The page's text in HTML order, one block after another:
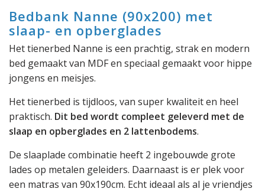
Bedbank Nanne (90x200) met
slaap- en opberglades
Het tienerbed Nanne is een prachtig, strak en modern
bed gemaakt van MDF en speciaal gemaakt voor hippe
jongens en meisjes.
Het tienerbed is tijdloos, van super kwaliteit en heel
praktisch. Dit bed wordt compleet geleverd met de
slaap en opberglades en 2 lattenbodems.
De slaaplade combinatie heeft 2 ingebouwde grote
lades op metalen geleiders. Daarnaast is er plek voor
een matras van 90x190cm. Echt ideaal als al je vriendjes